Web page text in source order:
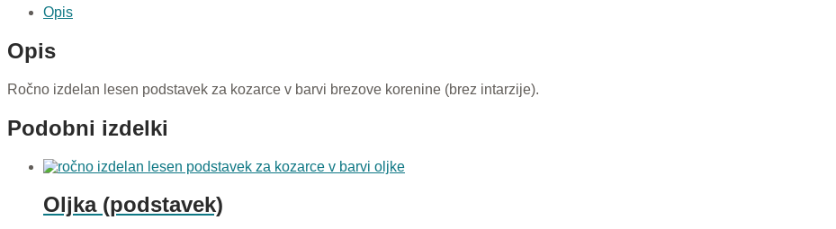
Opis
Opis
Ročno izdelan lesen podstavek za kozarce v barvi brezove korenine (brez intarzije).
Podobni izdelki
Oljka (podstavek)